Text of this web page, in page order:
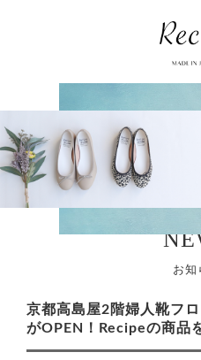
お知
京都高島屋2階婦人靴フ
がOPEN！Recipeの商品